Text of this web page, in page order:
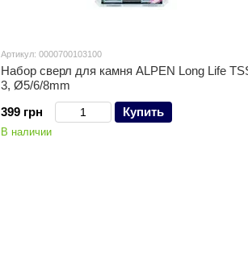
Артикул: 0000700103100
Набор сверл для камня ALPEN Long Life
3, Ø5/6/8mm
399 грн
Купить
В наличии